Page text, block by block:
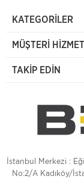
KATEGORILER
MÜŞTERI
TAKIP EDIN
İstanbul Merkezi :
No:2/A Kadıköy/